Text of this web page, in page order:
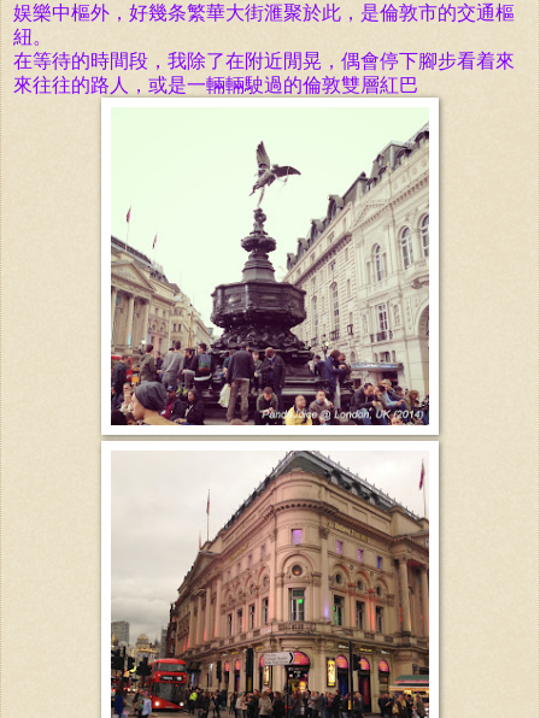
娱樂中樞外，好幾条繁華大街滙聚於此，是倫敦市的交通樞
紐。
在等待的時間段，我除了在附近閒晃，偶會停下腳步看着來
來往往的路人，或是一輛輛駛過的倫敦雙層紅巴